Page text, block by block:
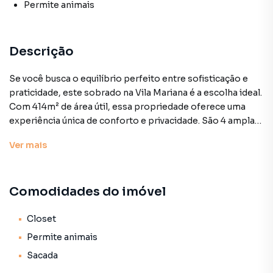
Permite animais
Descrição
Se você busca o equilíbrio perfeito entre sofisticação e
praticidade, este sobrado na Vila Mariana é a escolha ideal.
Com 414m² de área útil, essa propriedade oferece uma
experiência única de conforto e privacidade. São 4 amplas
3 vagas de garagem para total conveniência.
lavabo, atendendo com elegância tanto a rotina quanto as
A área externa com acesso ao jardim proporciona o
descontração.
Ver mais
Comodidades do imóvel
Closet
Permite animais
Sacada